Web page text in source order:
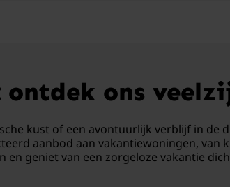
ons
kust of een avontuurlijk verblijf in de
aanbod aan vakantiewoningen, van
geniet van een zorgeloze vakantie